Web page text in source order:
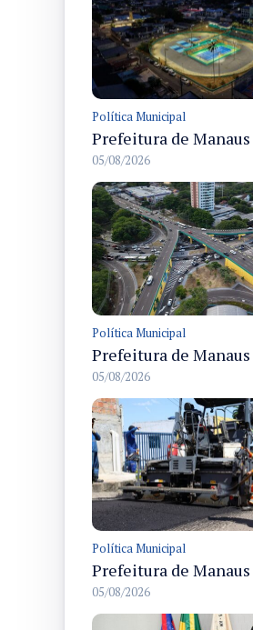
Política Municipal
05/08/2026
Política Municipal
05/08/2026
Política Municipal
05/08/2026